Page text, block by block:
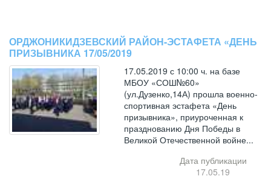
ОРДЖОНИКИДЗЕВСКИЙ РАЙОН-ЭСТАФЕТА «ДЕНЬ
ПРИЗЫВНИКА 17/05/2019
17.05.2019 с 10:00 ч. на базе
МБОУ «СОШ№60»
(ул.Дузенко,14А) прошла военно-
спортивная эстафета «День
призывника», приуроченная к
празднованию Дня Победы в
Великой Отечественной войне...
Дата публикации
17.05.19